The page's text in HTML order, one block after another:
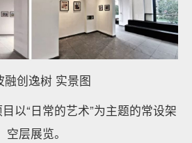
融创逸树 实景图
以“日常的艺术”为主题的常设架
空层展览。